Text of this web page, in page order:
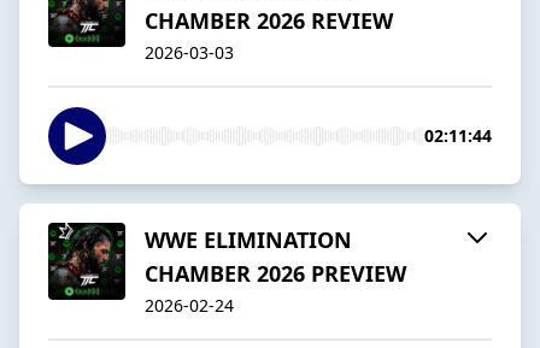
CHAMBER 2026 REVIEW
2026-03-03
02:11:44
WWE ELIMINATION
CHAMBER 2026 PREVIEW
2026-02-24